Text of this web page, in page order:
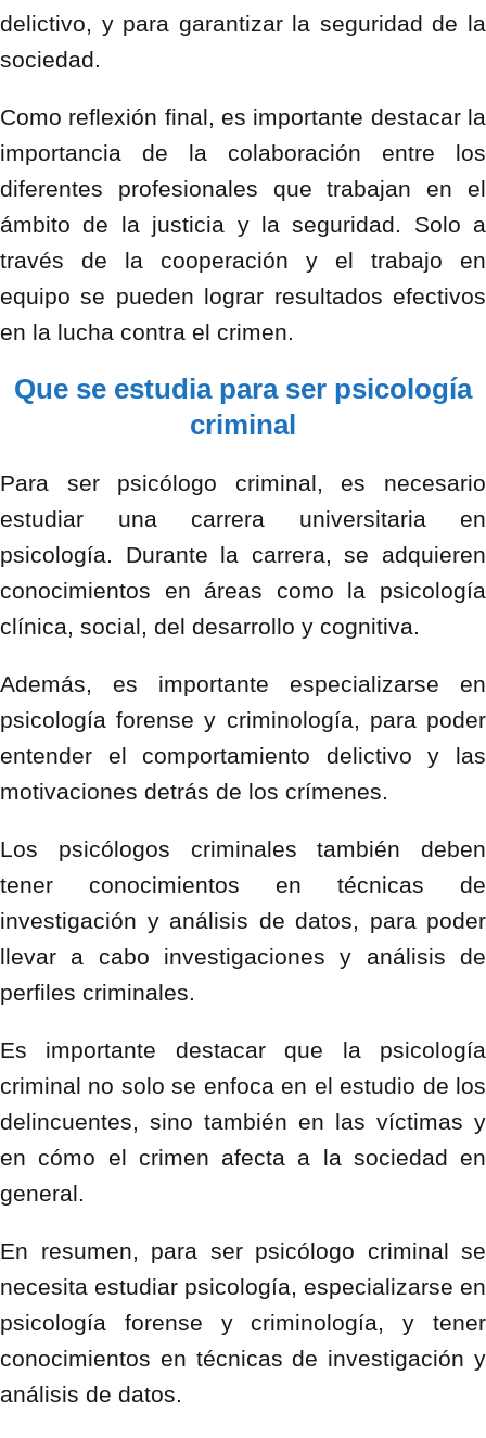
delictivo, y para garantizar la seguridad de la
sociedad.
Como reflexión final, es importante destacar la
importancia de la colaboración entre los
diferentes profesionales que trabajan en el
ámbito de la justicia y la seguridad. Solo a
través de la cooperación y el trabajo en
equipo se pueden lograr resultados efectivos
en la lucha contra el crimen.
Que se estudia para ser psicología
criminal
Para ser psicólogo criminal, es necesario
estudiar una carrera universitaria en
psicología. Durante la carrera, se adquieren
conocimientos en áreas como la psicología
clínica, social, del desarrollo y cognitiva.
Además, es importante especializarse en
psicología forense y criminología, para poder
entender el comportamiento delictivo y las
motivaciones detrás de los crímenes.
Los psicólogos criminales también deben
tener conocimientos en técnicas de
investigación y análisis de datos, para poder
llevar a cabo investigaciones y análisis de
perfiles criminales.
Es importante destacar que la psicología
criminal no solo se enfoca en el estudio de los
delincuentes, sino también en las víctimas y
en cómo el crimen afecta a la sociedad en
general.
En resumen, para ser psicólogo criminal se
necesita estudiar psicología, especializarse en
psicología forense y criminología, y tener
conocimientos en técnicas de investigación y
análisis de datos.